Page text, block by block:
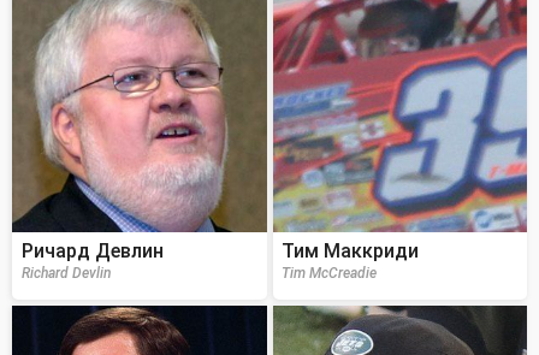
Ричард Девлин
Richard Devlin
Тим Маккриди
Tim McCreadie